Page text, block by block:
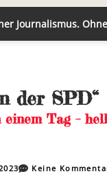
Journalismus.
der SPD“
Tag –
Keine